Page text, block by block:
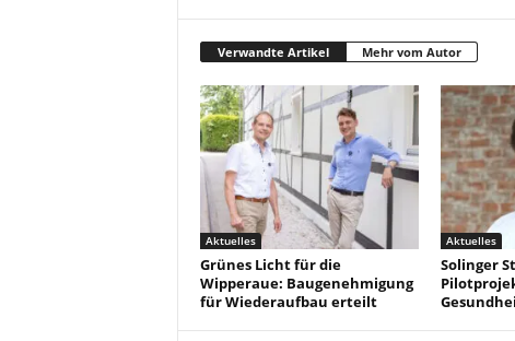
Verwandte Artikel Mehr vom Autor
Aktuelles
Grünes Licht für die
Wipperaue: Baugenehmigung
für Wiederaufbau erteilt
Aktuelles
Solinger